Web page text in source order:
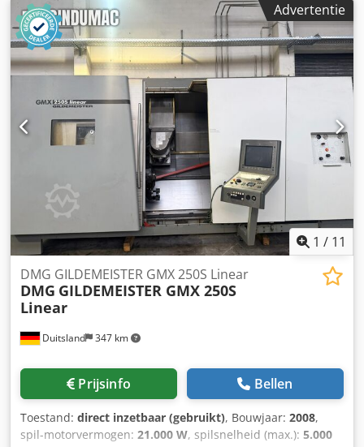
Advertentie
1 / 11
Duitsland 347 km
DMG GILDEMEISTER GMX 250S Linear
DMG GILDEMEISTER GMX 250S
Linear
Prijsinfo Bellen
Toestand: direct inzetbaar (gebruikt), Bouwjaar: 2008,
spil-motorvermogen: 21.000 W, spilsnelheid (max.): 5.000